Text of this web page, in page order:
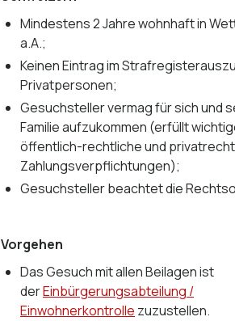
Mindestens 2 Jahre wohnhaft in
a.A.;
Keinen Eintrag im
Privatpersonen;
Gesuchsteller vermag für sich und
Familie aufzukommen (erfüllt
öffentlich-rechtliche und
Zahlungsverpflichtungen);
Gesuchsteller beachtet die
Vorgehen
Das Gesuch mit allen Beilagen ist
derEinbürgerungsabteilung /
Einwohnerkontrolle zuzustellen.